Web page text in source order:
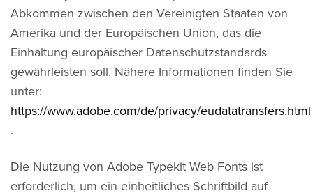
Abkommen zwischen den Vereinigten Staaten von
Amerika und der Europäischen Union, das die
Einhaltung europäischer Datenschutzstandards
gewährleisten soll. Nähere Informationen finden Sie
unter:
https://www.adobe.com/de/privacy/eudatatransfers.html
.
Die Nutzung von Adobe Typekit Web Fonts ist
erforderlich, um ein einheitliches Schriftbild auf